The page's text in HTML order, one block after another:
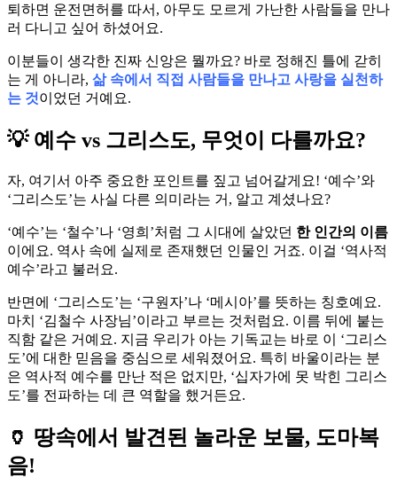
퇴하면 운전면허를 따서, 아무도 모르게 가난한 사람들을 만나
러 다니고 싶어 하셨어요.
이분들이 생각한 진짜 신앙은 뭘까요? 바로 정해진 틀에 갇히
는 게 아니라, 삶 속에서 직접 사람들을 만나고 사랑을 실천하
는 것이었던 거예요.
💡 예수 vs 그리스도, 무엇이 다를까요?
자, 여기서 아주 중요한 포인트를 짚고 넘어갈게요! ‘예수’와
‘그리스도’는 사실 다른 의미라는 거, 알고 계셨나요?
‘예수’는 ‘철수’나 ‘영희’처럼 그 시대에 살았던 한 인간의 이름
이에요. 역사 속에 실제로 존재했던 인물인 거죠. 이걸 ‘역사적
예수’라고 불러요.
반면에 ‘그리스도’는 ‘구원자’나 ‘메시아’를 뜻하는 칭호예요.
마치 ‘김철수 사장님’이라고 부르는 것처럼요. 이름 뒤에 붙는
직함 같은 거예요. 지금 우리가 아는 기독교는 바로 이 ‘그리스
도’에 대한 믿음을 중심으로 세워졌어요. 특히 바울이라는 분
은 역사적 예수를 만난 적은 없지만, ‘십자가에 못 박힌 그리스
도’를 전파하는 데 큰 역할을 했거든요.
🏺 땅속에서 발견된 놀라운 보물, 도마복
음!